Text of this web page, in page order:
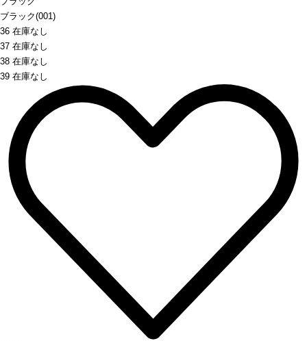
ブラック(001)
36 在庫なし
37 在庫なし
38 在庫なし
39 在庫なし